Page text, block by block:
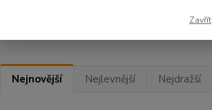
Nejnovější Nejlevnější Nejdražší
Zavřít